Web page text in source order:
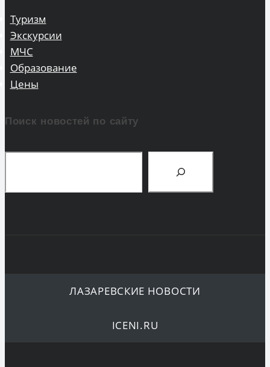
Туризм
Экскурсии
МЧС
Образование
Цены
Поиск новостей по сайту
ЛАЗАРЕВСКИЕ НОВОСТИ
ICENI.RU